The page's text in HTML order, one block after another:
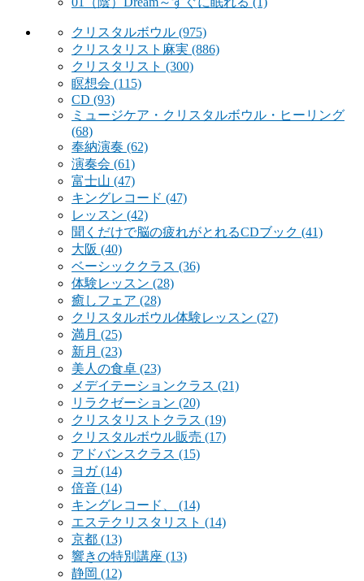
クリスタルボウル (975)
クリスタリスト麻実 (886)
クリスタリスト (300)
瞑想会 (115)
CD (93)
ミュージケア・クリスタルボウル・ヒーリング
(68)
奉納演奏 (62)
演奏会 (61)
富士山 (47)
キングレコード (47)
レッスン (42)
聞くだけで脳の疲れがとれるCDブック (41)
大阪 (40)
ベーシッククラス (36)
体験レッスン (28)
癒しフェア (28)
クリスタルボウル体験レッスン (27)
満月 (25)
新月 (23)
美人の食卓 (23)
メデイテーションクラス (21)
リラクゼーション (20)
クリスタリストクラス (19)
クリスタルボウル販売 (17)
アドバンスクラス (15)
ヨガ(14)
倍音 (14)
キングレコード、 (14)
エステクリスタリスト (14)
京都 (13)
響きの特別講座 (13)
静岡 (12)